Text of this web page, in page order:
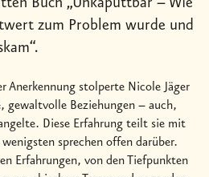
zum Problem wurde und
Anerkennung stolperte Nicole Jäger
gewaltvolle Beziehungen – auch,
Diese Erfahrung teilt sie mit
sprechen offen darüber.
Erfahrungen, von den Tiefpunkten